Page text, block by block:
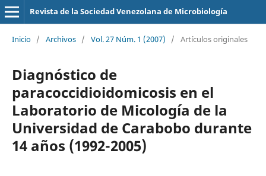
Revista de la Sociedad Venezolana de Microbiología
Inicio / Archivos / Vol. 27 Núm. 1 (2007) / Artículos originales
Diagnóstico de
paracoccidioidomicosis en el
Laboratorio de Micología de la
Universidad de Carabobo durante
14 años (1992-2005)